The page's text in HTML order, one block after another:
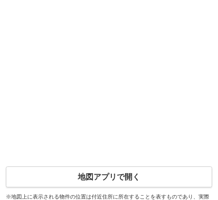
地図アプリで開く
※地図上に表示される物件の位置は付近住所に所在することを表すものであり、実際